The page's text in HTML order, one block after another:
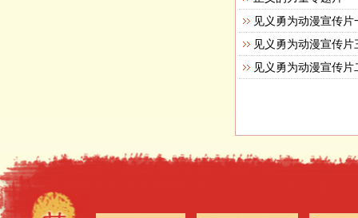
见义勇为动漫宣传片
见义勇为动漫宣传片
见义勇为动漫宣传片